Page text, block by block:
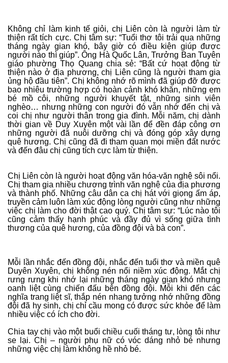
Không chỉ làm kinh tế giỏi, chị Liên còn là người làm từ
thiện rất tích cực. Chị tâm sự: “Tuổi thơ tôi trải qua những
tháng ngày gian khó, bây giờ có điều kiện giúp được
người nào thì giúp”. Ông Hà Quốc Lân, Trưởng Ban Tuyên
giáo phường Thọ Quang chia sẻ: “Bất cứ hoạt động từ
thiện nào ở địa phương, chị Liên cũng là người tham gia
ủng hộ đầu tiên”. Chị không nhớ rõ mình đã giúp đỡ được
bao nhiêu trường hợp có hoàn cảnh khó khăn, những em
bé mồ côi, những người khuyết tật, những sinh viên
nghèo… nhưng những con người đó vẫn nhớ đến chị và
coi chị như người thân trong gia đình. Mỗi năm, chị dành
thời gian về Duy Xuyên một vài lần để đền đáp công ơn
những người đã nuôi dưỡng chị và đóng góp xây dựng
quê hương. Chị cũng đã đi tham quan mọi miền đất nước
và đến đâu chị cũng tích cực làm từ thiện.
Chị Liên còn là người hoạt động văn hóa-văn nghệ sôi nổi.
Chị tham gia nhiều chương trình văn nghệ của địa phương
và thành phố. Những câu dân ca chị hát với giọng ấm áp,
truyền cảm luôn làm xúc động lòng người cũng như những
việc chị làm cho đời thật cao quý. Chị tâm sự: “Lúc nào tôi
cũng cảm thấy hạnh phúc và đầy đủ vì sống giữa tình
thương của quê hương, của đồng đội và bà con”.
Mỗi lần nhắc đến đồng đội, nhắc đến tuổi thơ và miền quê
Duyên Xuyên, chị không nén nổi niềm xúc động. Mắt chị
rưng rưng khi nhớ lại những tháng ngày gian khó nhưng
oanh liệt cùng chiến đấu bên đồng đội. Mỗi khi đến các
nghĩa trang liệt sĩ, thắp nén nhang tưởng nhớ những đồng
đội đã hy sinh, chị chỉ cầu mong có được sức khỏe để làm
nhiều việc có ích cho đời.
Chia tay chị vào một buổi chiều cuối tháng tư, lòng tôi như
se lại. Chị – người phụ nữ có vóc dáng nhỏ bé nhưng
những việc chị làm không hề nhỏ bé.